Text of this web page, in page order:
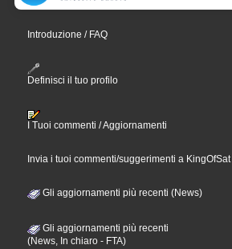
Introduzione / FAQ
Definisci il tuo profilo
I Tuoi commenti / Aggiornamenti
Invia i tuoi commenti/suggerimenti a KingOfSat
Gli aggiornamenti più recenti (News)
Gli aggiornamenti più recenti
(News, In chiaro - FTA)